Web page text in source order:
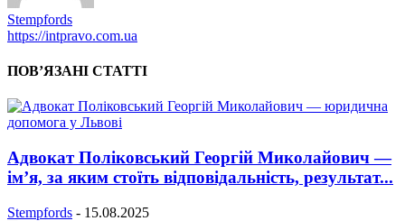
Stempfords
https://intpravo.com.ua
ПОВ’ЯЗАНІ СТАТТІ
Адвокат Поліковський Георгій Миколайович —
ім’я, за яким стоїть відповідальність, результат...
Stempfords - 15.08.2025